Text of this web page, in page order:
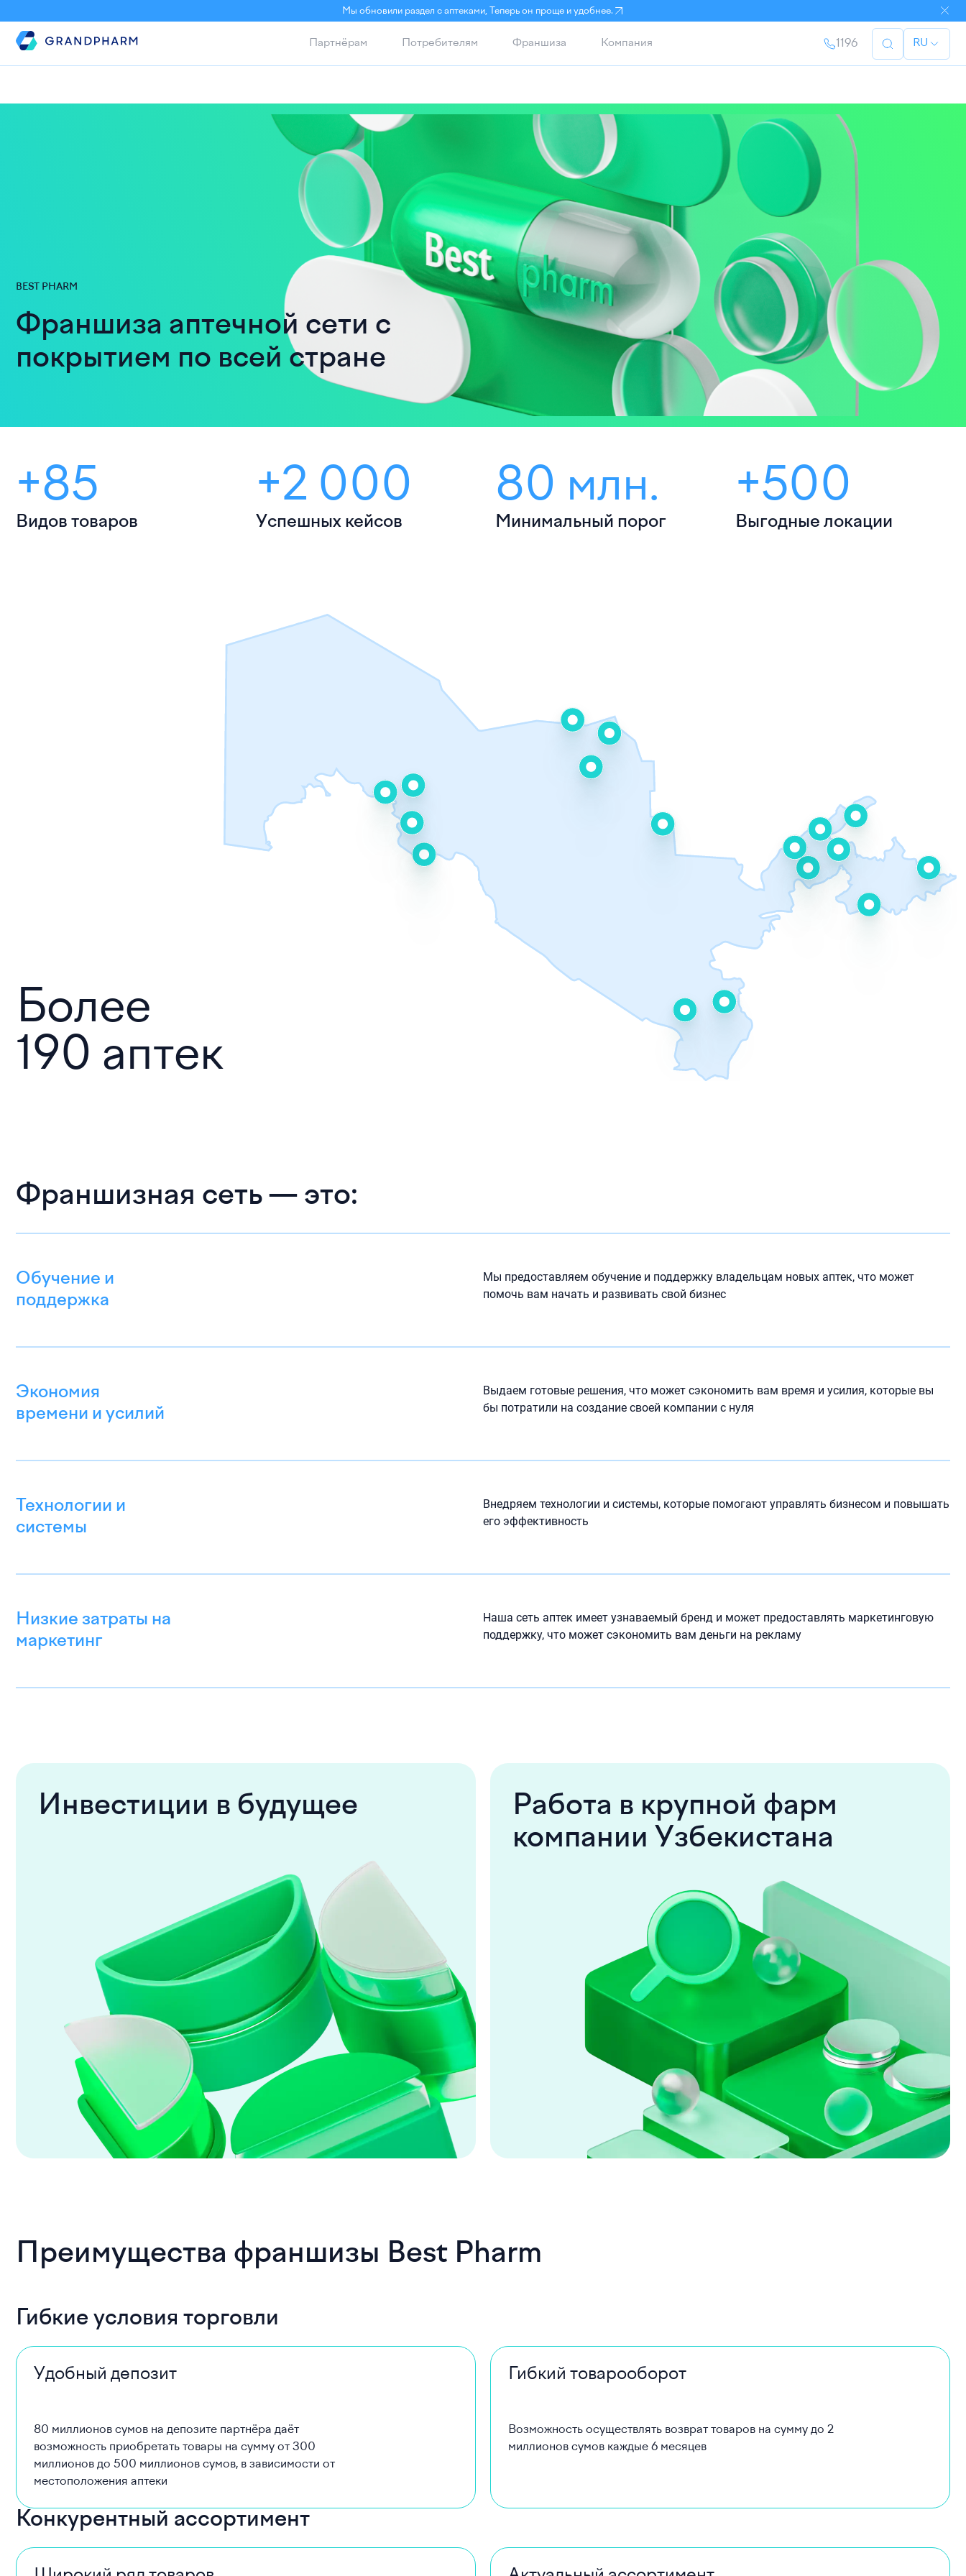
Мы обновили раздел с аптеками, Теперь он проще и удобнее.
Партнёрам Потребителям Франшиза Компания 1196 RU
BEST PHARM
Франшиза аптечной сети с
покрытием по всей стране
+85
Видов товаров
+2 000
Успешныx кейсов
80 млн.
Минимальный порог
+500
Выгодные локации
Более
190 аптек
Франшизная сеть — это:
Обучение и
поддержка
Мы предоставляем обучение и поддержку владельцам новых аптек, что может
помочь вам начать и развивать свой бизнес
Экономия
времени и усилий
Выдаем готовые решения, что может сэкономить вам время и усилия, которые вы
бы потратили на создание своей компании с нуля
Технологии и
системы
Внедряем технологии и системы, которые помогают управлять бизнесом и повышать
его эффективность
Низкие затраты на
маркетинг
Наша сеть аптек имеет узнаваемый бренд и может предоставлять маркетинговую
поддержку, что может сэкономить вам деньги на рекламу
Инвестиции в будущее
Работа в крупной фарм
компании Узбекистана
Преимущества франшизы Best Pharm
Гибкие условия торговли
Удобный депозит
80 миллионов сумов на депозите партнёра даёт
возможность приобретать товары на сумму от 300
миллионов до 500 миллионов сумов, в зависимости от
местоположения аптеки
Гибкий товарооборот
Возможность осуществлять возврат товаров на сумму до 2
миллионов сумов каждые 6 месяцев
Конкурентный ассортимент